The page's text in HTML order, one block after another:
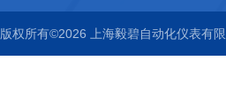
版权所有©2026 上海毅碧自动化仪表有